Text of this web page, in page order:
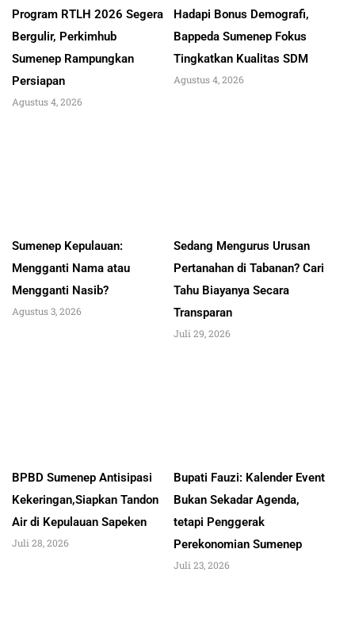
Program RTLH 2026 Segera
Bergulir, Perkimhub
Sumenep Rampungkan
Persiapan
Agustus 4, 2026
Hadapi Bonus Demografi,
Bappeda Sumenep Fokus
Tingkatkan Kualitas SDM
Agustus 4, 2026
Sumenep Kepulauan:
Mengganti Nama atau
Mengganti Nasib?
Agustus 3, 2026
Sedang Mengurus Urusan
Pertanahan di Tabanan? Cari
Tahu Biayanya Secara
Transparan
Juli 29, 2026
BPBD Sumenep Antisipasi
Kekeringan,Siapkan Tandon
Air di Kepulauan Sapeken
Juli 28, 2026
Bupati Fauzi: Kalender Event
Bukan Sekadar Agenda,
tetapi Penggerak
Perekonomian Sumenep
Juli 23, 2026